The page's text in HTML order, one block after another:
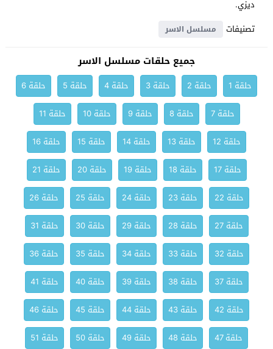
ديزي.
تصنيفات
مسلسل الاسر
جميع حلقات مسلسل الاسر
حلقة 1 حلقة 2 حلقة 3 حلقة 4 حلقة 5
حلقة 6
حلقة 7
حلقة 8 حلقة 9 حلقة 10
حلقة 11
حلقة 12
حلقة 13 حلقة 14 حلقة 15
حلقة 16
حلقة 17
حلقة 18 حلقة 19 حلقة 20
حلقة 21
حلقة 22
حلقة 23 حلقة 24 حلقة 25
حلقة 26
حلقة 27
حلقة 28 حلقة 29 حلقة 30
حلقة 31
حلقة 32
حلقة 33 حلقة 34 حلقة 35
حلقة 36
حلقة 37
حلقة 38 حلقة 39 حلقة 40
حلقة 41
حلقة 42
حلقة 43 حلقة 44 حلقة 45
حلقة 46
حلقة 47
حلقة 48 حلقة 49 حلقة 50
حلقة 51